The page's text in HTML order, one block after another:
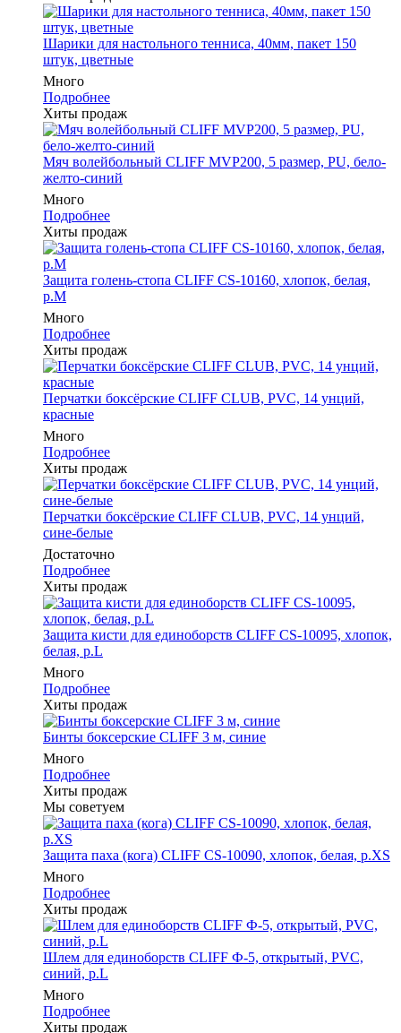
Шарики для настольного тенниса, 40мм, пакет 150
штук, цветные
Много
Подробнее
Хиты продаж
Мяч волейбольный CLIFF MVP200, 5 размер, PU, бело-
желто-синий
Много
Подробнее
Хиты продаж
Защита голень-стопа CLIFF CS-10160, хлопок, белая,
р.M
Много
Подробнее
Хиты продаж
Перчатки боксёрские CLIFF CLUB, PVC, 14 унций,
красные
Много
Подробнее
Хиты продаж
Перчатки боксёрские CLIFF CLUB, PVC, 14 унций,
сине-белые
Достаточно
Подробнее
Хиты продаж
Защита кисти для единоборств CLIFF CS-10095, хлопок,
белая, р.L
Много
Подробнее
Хиты продаж
Бинты боксерские CLIFF 3 м, синие
Много
Подробнее
Хиты продаж
Мы советуем
Защита паха (кога) CLIFF CS-10090, хлопок, белая, р.XS
Много
Подробнее
Хиты продаж
Шлем для единоборств CLIFF Ф-5, открытый, PVC,
синий, p.L
Много
Подробнее
Хиты продаж